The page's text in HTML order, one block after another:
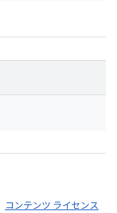
コンテンツ ライセンス